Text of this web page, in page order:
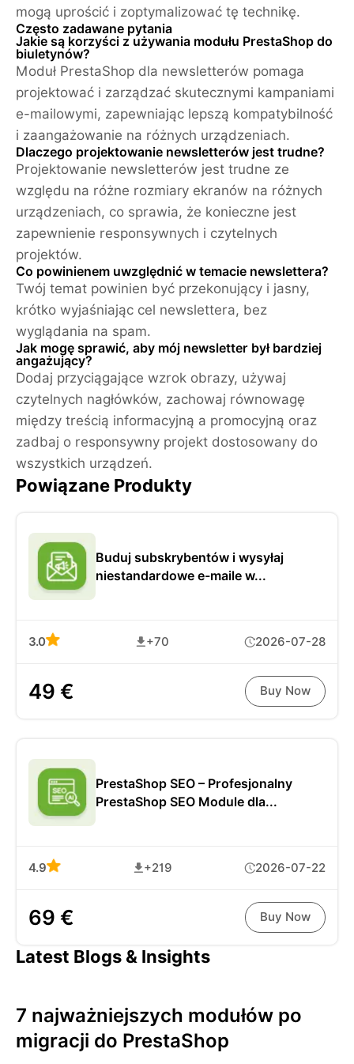
mogą uprościć i zoptymalizować tę technikę.
Często zadawane pytania
Jakie są korzyści z używania modułu PrestaShop do
biuletynów?
Moduł PrestaShop dla newsletterów pomaga
projektować i zarządzać skutecznymi kampaniami
e-mailowymi, zapewniając lepszą kompatybilność
i zaangażowanie na różnych urządzeniach.
Dlaczego projektowanie newsletterów jest trudne?
Projektowanie newsletterów jest trudne ze
względu na różne rozmiary ekranów na różnych
urządzeniach, co sprawia, że ​​konieczne jest
zapewnienie responsywnych i czytelnych
projektów.
Co powinienem uwzględnić w temacie newslettera?
Twój temat powinien być przekonujący i jasny,
krótko wyjaśniając cel newslettera, bez
wyglądania na spam.
Jak mogę sprawić, aby mój newsletter był bardziej
angażujący?
Dodaj przyciągające wzrok obrazy, używaj
czytelnych nagłówków, zachowaj równowagę
między treścią informacyjną a promocyjną oraz
zadbaj o responsywny projekt dostosowany do
wszystkich urządzeń.
Powiązane Produkty
Buduj subskrybentów i wysyłaj
niestandardowe e-maile w...
3.0 +70 2026-07-28
49 € Buy Now
PrestaShop SEO – Profesjonalny
PrestaShop SEO Module dla...
4.9 +219 2026-07-22
69 € Buy Now
Latest Blogs & Insights
7 najważniejszych modułów po
migracji do PrestaShop